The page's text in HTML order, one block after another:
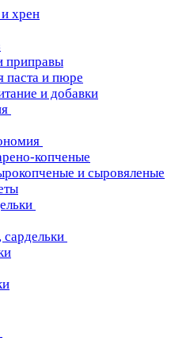
хрен
приправы
паста и пюре
и добавки
копченые
и сыровяленые